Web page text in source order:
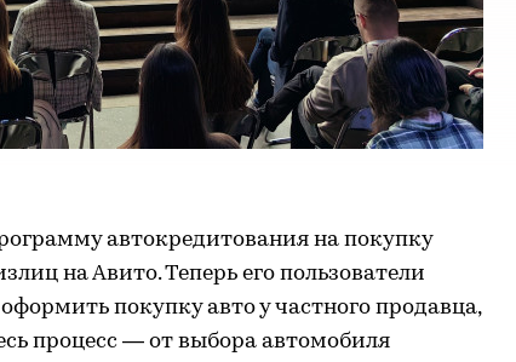
автокредитования на покупку
на Авито. Теперь его пользователи
покупку авто у частного продавца,
процесс — от выбора автомобиля